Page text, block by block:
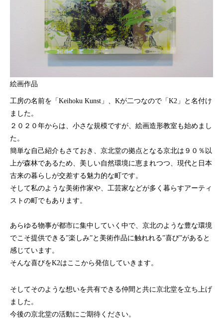
絵画作品
工房の名前を「Keihoku Kunst」、Kが二つなので「K2」と名付け
ました。
２０２０年からは、小さな規模ですが、絵画造形教室も始めまし
た。
簡単な自己紹介もさておき、京北堂の拠点となる京北は９０％以
上が森林であるため、美しい自然環境に恵まれつつ、現代と日本
古来の暮らしが交差する魅力的な町です。
そして私のような美術作家や、工芸家などが多く暮らすアーティ
ストの町でもあります。
あらゆる物事が都市に集中していく中で、京北のような豊な環境
でこそ提供できる”楽しみ”と美術作品に触れれる”喜び”があると
感じています。
そんな喜びをK2はここから発信していきます。
そしてそのような想いを共有できる仲間と共に京北堂を立ち上げ
ました。
今後の京北堂の活動にご期待ください。